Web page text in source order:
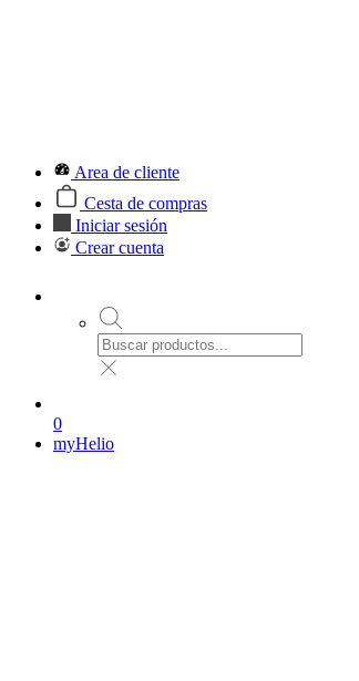
Area de cliente
Cesta de compras
Iniciar sesión
Crear cuenta
0
myHelio